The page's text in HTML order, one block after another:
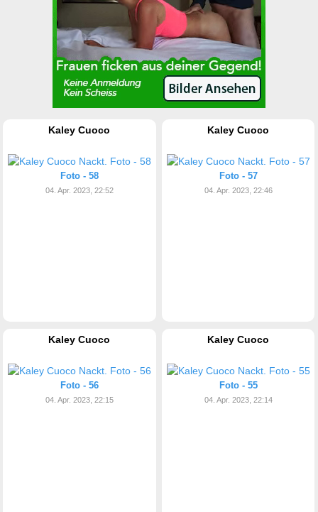
Kaley Cuoco
Foto - 58
04. Apr. 2023, 22:52
Kaley Cuoco
Foto - 57
04. Apr. 2023, 22:46
Kaley Cuoco
Foto - 56
04. Apr. 2023, 22:15
Kaley Cuoco
Foto - 55
04. Apr. 2023, 22:14